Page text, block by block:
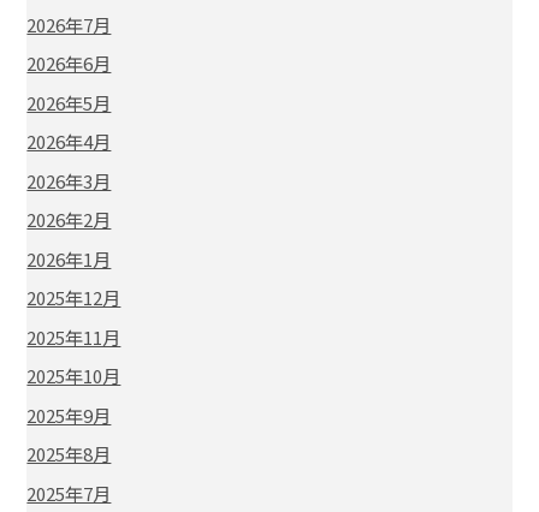
2026年7月
2026年6月
2026年5月
2026年4月
2026年3月
2026年2月
2026年1月
2025年12月
2025年11月
2025年10月
2025年9月
2025年8月
2025年7月